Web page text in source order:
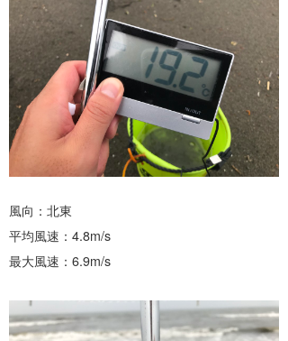
風向：北東
平均風速：4.8m/s
最大風速：6.9m/s